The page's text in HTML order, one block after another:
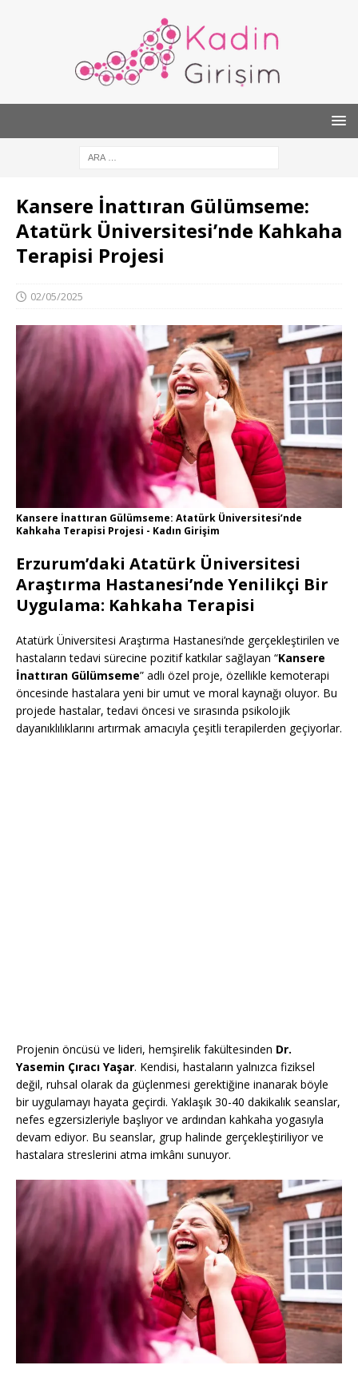
Kansere İnattıran Gülümseme:
Atatürk Üniversitesi’nde Kahkaha
Terapisi Projesi
02/05/2025
Kansere İnattıran Gülümseme: Atatürk Üniversitesi’nde
Kahkaha Terapisi Projesi - Kadın Girişim
Erzurum’daki Atatürk Üniversitesi
Araştırma Hastanesi’nde Yenilikçi Bir
Uygulama: Kahkaha Terapisi
Atatürk Üniversitesi Araştırma Hastanesi’nde gerçekleştirilen ve
hastaların tedavi sürecine pozitif katkılar sağlayan “Kansere
İnattıran Gülümseme” adlı özel proje, özellikle kemoterapi
öncesinde hastalara yeni bir umut ve moral kaynağı oluyor. Bu
projede hastalar, tedavi öncesi ve sırasında psikolojik
dayanıklılıklarını artırmak amacıyla çeşitli terapilerden geçiyorlar.
Projenin öncüsü ve lideri, hemşirelik fakültesinden Dr.
Yasemin Çıracı Yaşar. Kendisi, hastaların yalnızca fiziksel
değil, ruhsal olarak da güçlenmesi gerektiğine inanarak böyle
bir uygulamayı hayata geçirdi. Yaklaşık 30-40 dakikalık seanslar,
nefes egzersizleriyle başlıyor ve ardından kahkaha yogasıyla
devam ediyor. Bu seanslar, grup halinde gerçekleştiriliyor ve
hastalara streslerini atma imkânı sunuyor.